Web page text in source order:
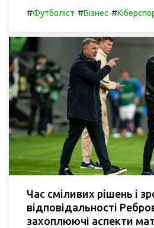
#Футболіст #Бізнес #
Час сміливих рішень і
відповідальності
захоплюючі аспекти